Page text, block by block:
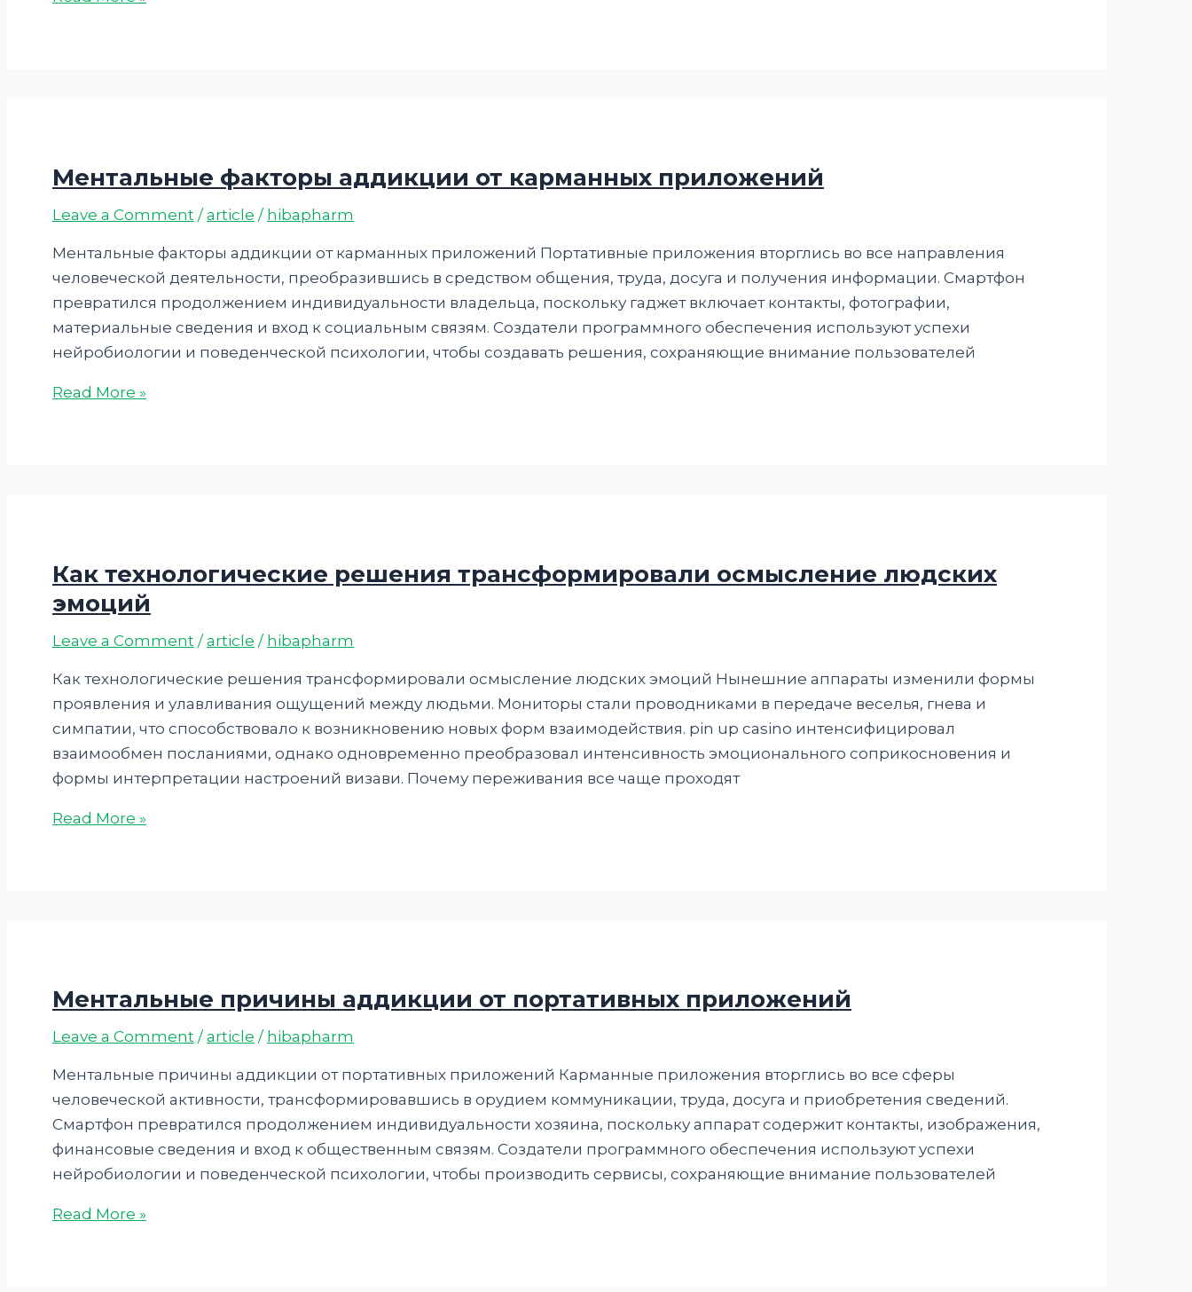
Ментальные факторы аддикции от карманных приложений
Leave a Comment / article / hibapharm
Ментальные факторы аддикции от карманных приложений Портативные приложения вторглись во все направления
человеческой деятельности, преобразившись в средством общения, труда, досуга и получения информации. Смартфон
превратился продолжением индивидуальности владельца, поскольку гаджет включает контакты, фотографии,
материальные сведения и вход к социальным связям. Создатели программного обеспечения используют успехи
нейробиологии и поведенческой психологии, чтобы создавать решения, сохраняющие внимание пользователей
Read More »
Как технологические решения трансформировали осмысление людских
эмоций
Leave a Comment /article / hibapharm
Как технологические решения трансформировали осмысление людских эмоций Нынешние аппараты изменили формы
проявления и улавливания ощущений между людьми. Мониторы стали проводниками в передаче веселья, гнева и
симпатии, что способствовало к возникновению новых форм взаимодействия. pin up casino интенсифицировал
взаимообмен посланиями, однако одновременно преобразовал интенсивность эмоционального соприкосновения и
формы интерпретации настроений визави. Почему переживания все чаще проходят
Read More »
Ментальные причины аддикции от портативных приложений
Leave a Comment / article / hibapharm
Ментальные причины аддикции от портативных приложений Карманные приложения вторглись во все сферы
человеческой активности, трансформировавшись в орудием коммуникации, труда, досуга и приобретения сведений.
Смартфон превратился продолжением индивидуальности хозяина, поскольку аппарат содержит контакты, изображения,
финансовые сведения и вход к общественным связям. Создатели программного обеспечения используют успехи
нейробиологии и поведенческой психологии, чтобы производить сервисы, сохраняющие внимание пользователей
Read More »